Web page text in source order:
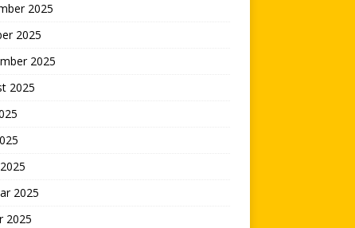
2025
2025
2025
2025
2025
2025